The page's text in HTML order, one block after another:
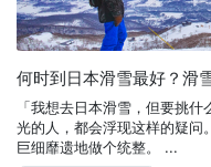
何时到日本滑雪最好？滑
「我想去日本滑雪，但要挑
光的人，都会浮现这样的疑问
巨细靡遗地做个统整。 ...